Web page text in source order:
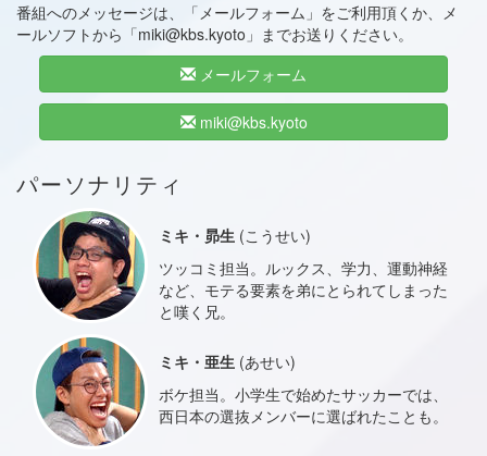
番組へのメッセージは、「メールフォーム」をご利用頂くか、メ
ールソフトから「miki@kbs.kyoto」までお送りください。
メールフォーム
miki@kbs.kyoto
パーソナリティ
ミキ・昴生 (こうせい)
ツッコミ担当。ルックス、学力、運動神経
など、モテる要素を弟にとられてしまった
と嘆く兄。
ミキ・亜生 (あせい)
ボケ担当。小学生で始めたサッカーでは、
西日本の選抜メンバーに選ばれたことも。